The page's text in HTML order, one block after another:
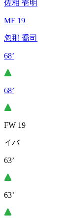
佐相 壱明
MF 19
忽那 喬司
68’
68’
FW 19
イバ
63’
63’